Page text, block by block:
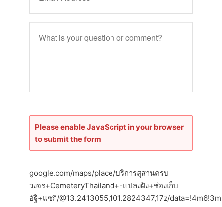
Please enable JavaScript in your browser
to submit the form
google.com/maps/place/บริการสุสานครบ
วงจร+CemeteryThailand+-แปลงฝัง+ช่องเก็บ
อัฐิ+แซกี/@13.2413055,101.2824347,17z/